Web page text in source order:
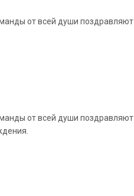
от всей души поздравляют
от всей души поздравляют